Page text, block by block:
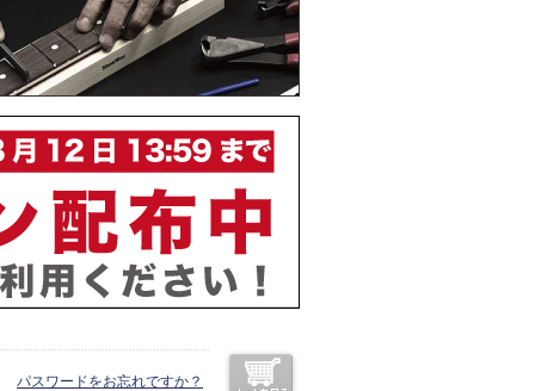
パスワードをお忘れですか？